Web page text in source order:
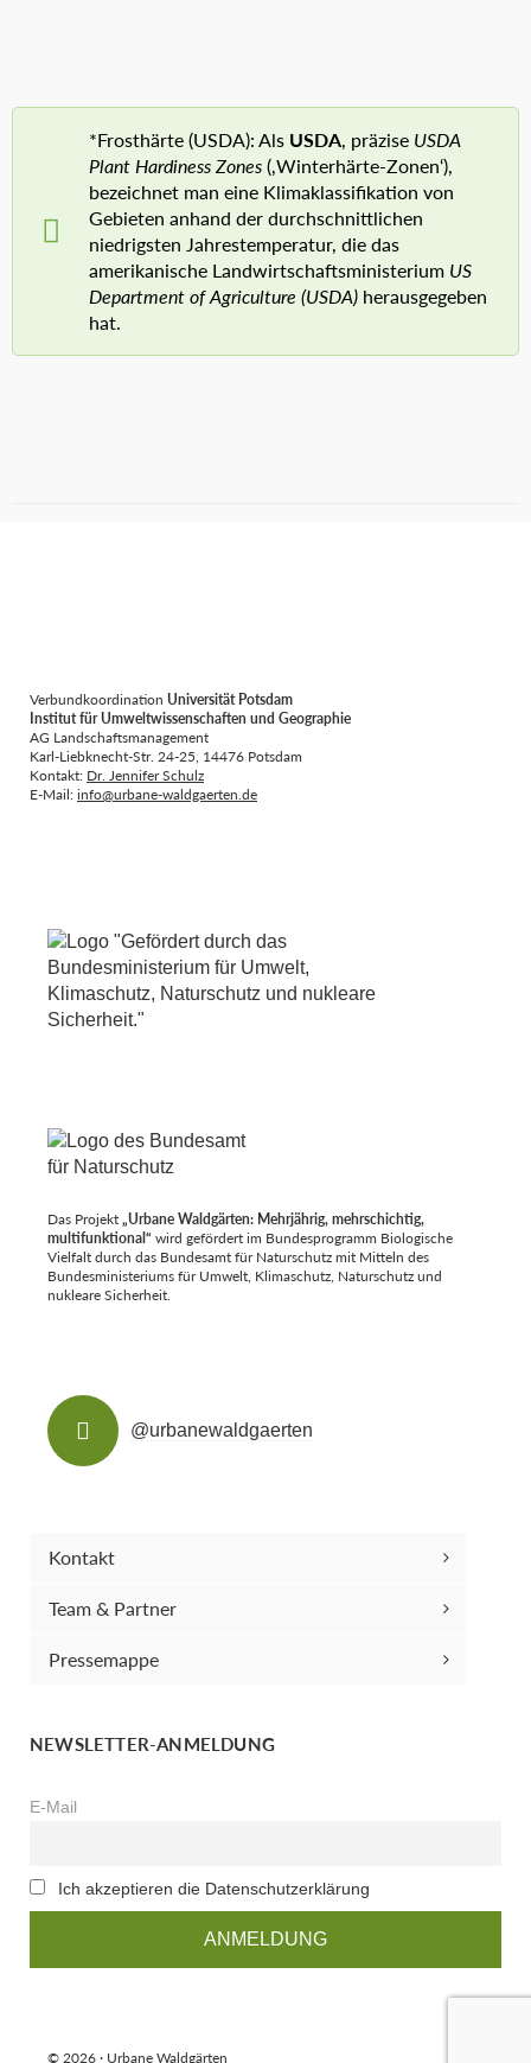
*Frosthärte (USDA): Als USDA, präzise USDA
Plant Hardiness Zones(‚Winterhärte-Zonen‘),
bezeichnet man eine Klimaklassifikation von
Gebieten anhand der durchschnittlichen
niedrigsten Jahrestemperatur, die das
amerikanische Landwirtschaftsministerium US
Department of Agriculture (USDA) herausgegeben
hat.
Verbundkoordination Universität Potsdam
Institut für Umweltwissenschaften und Geographie
AG Landschaftsmanagement
Karl-Liebknecht-Str. 24-25, 14476 Potsdam
Kontakt: Dr. Jennifer Schulz
E-Mail:info@urbane-waldgaerten.de
Das Projekt„Urbane Waldgärten: Mehrjährig, mehrschichtig,
multifunktional“ wird gefördert im Bundesprogramm Biologische
Vielfalt durch das Bundesamt für Naturschutz mit Mitteln des
Bundesministeriums für Umwelt, Klimaschutz, Naturschutz und
nukleare Sicherheit.
@urbanewaldgaerten
Kontakt
Team & Partner
Pressemappe
NEWSLETTER-ANMELDUNG
E-Mail
Ich akzeptieren die Datenschutzerklärung
© 2026 · Urbane Waldgärten